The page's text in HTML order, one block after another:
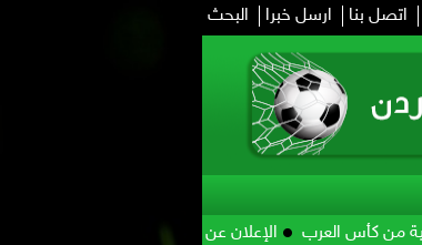
اتصل بنا ارسل خبرا البحث
الإعلان عن انطلاق رابطة الدوري الأردني للمحترفين (JPFL)